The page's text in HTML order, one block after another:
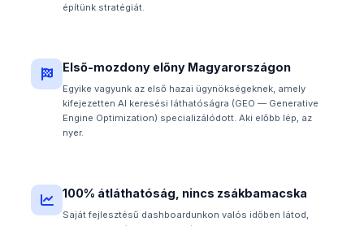
építünk stratégiát.
Első-mozdony előny Magyarországon
Egyike vagyunk az első hazai ügynökségeknek, amely
kifejezetten AI keresési láthatóságra (GEO — Generative
Engine Optimization) specializálódott. Aki előbb lép, az
nyer.
100% átláthatóság, nincs zsákbamacska
Saját fejlesztésű dashboardunkon valós időben látod,